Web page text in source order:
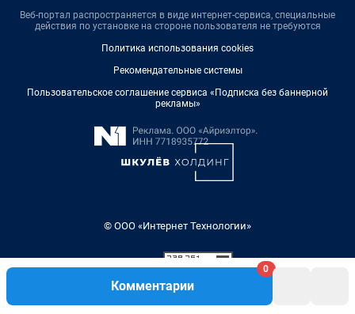
Комментарии
0
Веб-портал распространяется в виде интернет-сервиса, специальные
действия по установке на стороне пользователя не требуются
Политика использования cookies
Рекомендательные системы
Пользовательское соглашение сервиса «Подписка без баннерной
рекламы»
© ООО «Интернет Технологии»